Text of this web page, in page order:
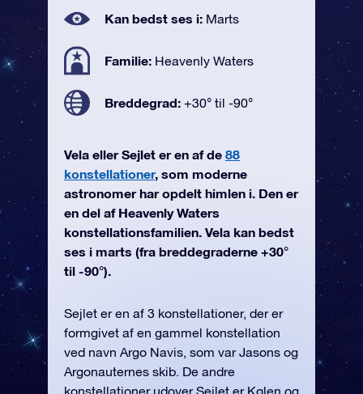
Kan bedst ses i: Marts
Familie: Heavenly Waters
Breddegrad: +30° til -90°
Vela eller Sejlet er en af de 88
konstellationer, som moderne
astronomer har opdelt himlen i. Den er
en del af Heavenly Waters
konstellationsfamilien. Vela kan bedst
ses i marts (fra breddegraderne +30°
til -90°).
Sejlet er en af 3 konstellationer, der er
formgivet af en gammel konstellation
ved navn Argo Navis, som var Jasons og
Argonauternes skib. De andre
konstellationer udover Sejlet er Kølen og